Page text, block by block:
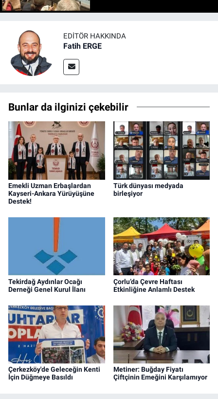
EDITÖR HAKKINDA
Fatih ERGE
Bunlar da ilginizi çekebilir
Emekli Uzman Erbaşlardan
Kayseri-Ankara Yürüyüşüne
Destek!
Türk dünyası medyada
birleşiyor
Tekirdağ Aydınlar Ocağı
Derneği Genel Kurul İlanı
Çorlu’da Çevre Haftası
Etkinliğine Anlamlı Destek
Çerkezköy'de Geleceğin Kenti
İçin Düğmeye Basıldı
Metiner: Buğday Fiyatı
Çiftçinin Emeğini Karşılamıyor